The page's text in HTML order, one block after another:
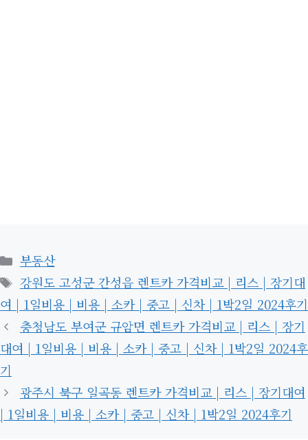
카
테
고
리
부동산
태
그
강원도 고성군 간성읍 렌트카 가격비교 | 리스 | 장기대
여 | 1일비용 | 비용 | 소카 | 중고 | 신차 | 1박2일 2024후기
충청남도 부여군 규암면 렌트카 가격비교 | 리스 | 장기
대여 | 1일비용 | 비용 | 소카 | 중고 | 신차 | 1박2일 2024후
기
광주시 북구 일곡동 렌트카 가격비교 | 리스 | 장기대여
| 1일비용 | 비용 | 소카 | 중고 | 신차 | 1박2일 2024후기